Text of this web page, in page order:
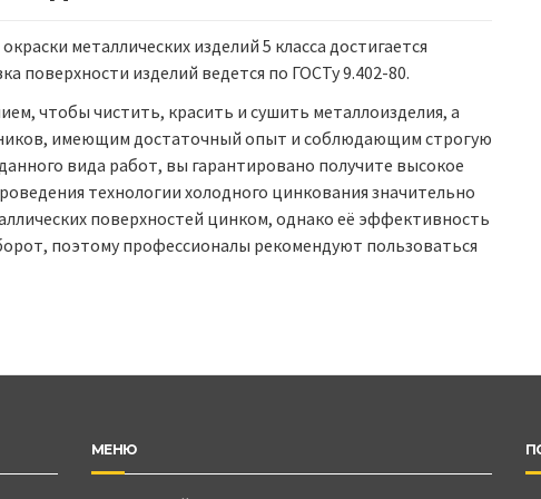
металлических изделий 5 класса достигается
поверхности изделий ведется по ГОСТу 9.402-80.
чтобы чистить, красить и сушить металлоизделия, а
имеющим достаточный опыт и соблюдающим строгую
вида работ, вы гарантировано получите высокое
технологии холодного цинкования значительно
поверхностей цинком, однако её эффективность
поэтому профессионалы рекомендуют пользоваться
МЕНЮ